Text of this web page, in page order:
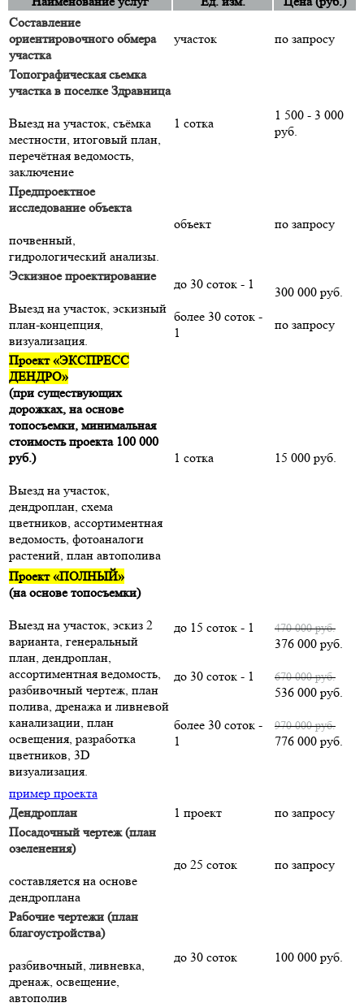
Составление
ориентировочного обмера
участка
участок по запросу
Топографическая сьемка
участка в поселке Здравница
Выезд на участок, съёмка
местности, итоговый план,
перечётная ведомость,
заключение
1 сотка
1 500 - 3 000
руб.
Предпроектное
исследование объекта
почвенный,
гидрологический анализы.
объект по запросу
Эскизное проектирование
Выезд на участок, эскизный
план-концепция,
визуализация.
до 30 соток - 1
более 30 соток -
1
300 000 руб.
по запросу
Проект «ЭКСПРЕСС
ДЕНДРО»
(при существующих
дорожках, на основе
топосъемки, минимальная
стоимость проекта 100 000
руб.)
Выезд на участок,
дендроплан, схема
цветников, ассортиментная
ведомость, фотоаналоги
растений, план автополива
1 сотка 15 000 руб.
Проект «ПОЛНЫЙ»
(на основе топосъемки)
Выезд на участок, эскиз 2
варианта, генеральный
план, дендроплан,
ассортиментная ведомость,
разбивочный чертеж, план
полива, дренажа и ливневой
канализации, план
освещения, разработка
цветников, 3D
визуализация.
пример проекта
до 15 соток - 1
до 30 соток - 1
более 30 соток -
1
470 000 руб.
376 000 руб.
670 000 руб.
536 000 руб.
970 000 руб.
776 000 руб.
Дендроплан 1 проект
по запросу
Посадочный чертеж (план
озеленения)
составляется на основе
дендроплана
до 25 соток по запросу
Рабочие чертежи (план
благоустройства)
разбивочный, ливневка,
дренаж, освещение,
автополив
до 30 соток 100 000 руб.